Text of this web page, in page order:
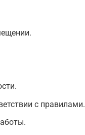
с правилами.